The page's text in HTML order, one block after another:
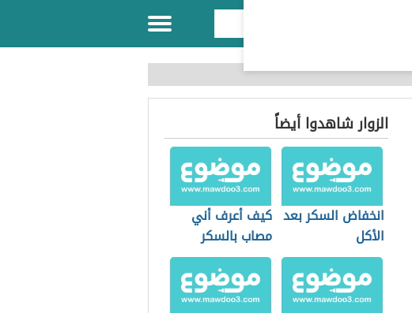
الزوار شاهدوا أيضاً
انخفاض السكر بعد
الأكل
كيف أعرف أني
مصاب بالسكر